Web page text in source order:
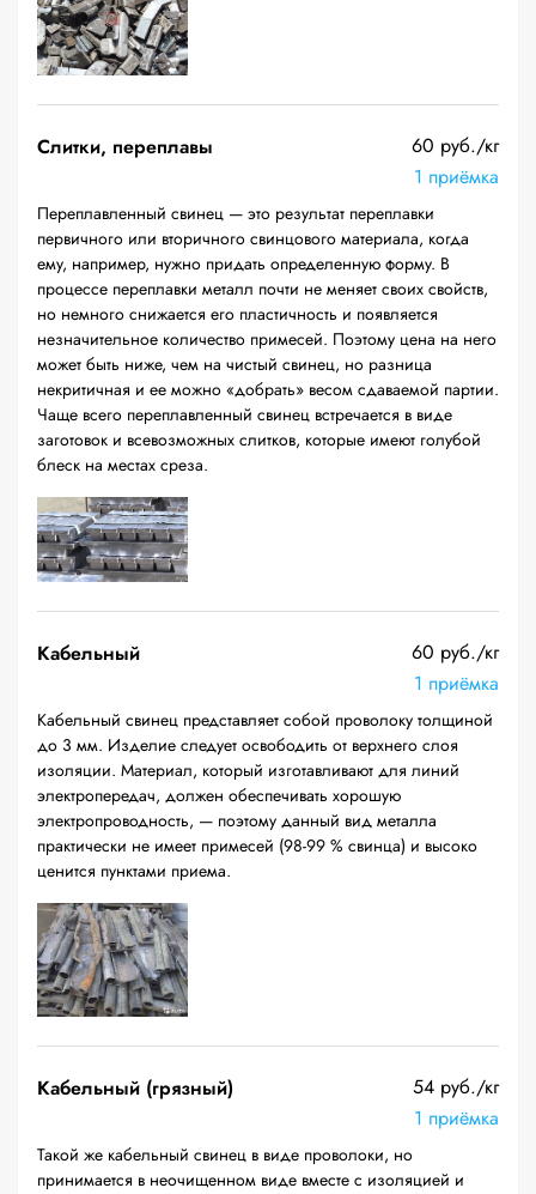
Слитки, переплавы
60 руб./кг
1 приёмка
Переплавленный свинец — это результат переплавки
первичного или вторичного свинцового материала, когда
ему, например, нужно придать определенную форму. В
процессе переплавки металл почти не меняет своих свойств,
но немного снижается его пластичность и появляется
незначительное количество примесей. Поэтому цена на него
может быть ниже, чем на чистый свинец, но разница
некритичная и ее можно «добрать» весом сдаваемой партии.
Чаще всего переплавленный свинец встречается в виде
заготовок и всевозможных слитков, которые имеют голубой
блеск на местах среза.
Кабельный
60 руб./кг
1 приёмка
Кабельный свинец представляет собой проволоку толщиной
до 3 мм. Изделие следует освободить от верхнего слоя
изоляции. Материал, который изготавливают для линий
электропередач, должен обеспечивать хорошую
электропроводность, — поэтому данный вид металла
практически не имеет примесей (98-99 % свинца) и высоко
ценится пунктами приема.
Кабельный (грязный)
54 руб./кг
1 приёмка
Такой же кабельный свинец в виде проволоки, но
принимается в неочищенном виде вместе с изоляцией и